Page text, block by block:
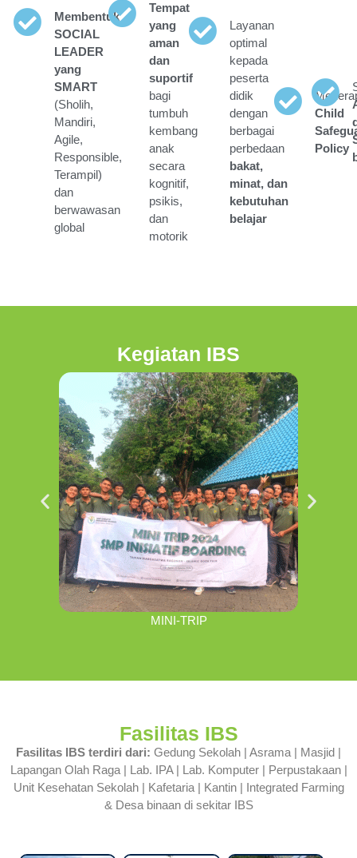
Membentuk
SOCIAL
LEADER
yang
SMART
(Sholih,
Mandiri,
Agile,
Responsible,
Terampil)
dan
berwawasan
global
Tempat
yang
aman
dan
suportif
bagi
tumbuh
kembang
anak
secara
kognitif,
psikis,
dan
motorik
Layanan
optimal
kepada
peserta
didik
dengan
berbagai
perbedaan
bakat,
minat, dan
kebutuhan
belajar
Child
Policy
Kegiatan IBS
MINI-TRIP
Fasilitas IBS
Fasilitas IBS terdiri dari: Gedung Sekolah | Asrama | Masjid |
Lapangan Olah Raga | Lab. IPA | Lab. Komputer | Perpustakaan |
Unit Kesehatan Sekolah | Kafetaria | Kantin | Integrated Farming
& Desa binaan di sekitar IBS